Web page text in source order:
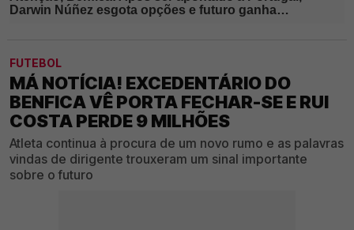
FUTEBOL
MÁ NOTÍCIA! EXCEDENTÁRIO DO
BENFICA VÊ PORTA FECHAR-SE E RUI
COSTA PERDE 9 MILHÕES
Atleta continua à procura de um novo rumo e as palavras
vindas de dirigente trouxeram um sinal importante
sobre o futuro